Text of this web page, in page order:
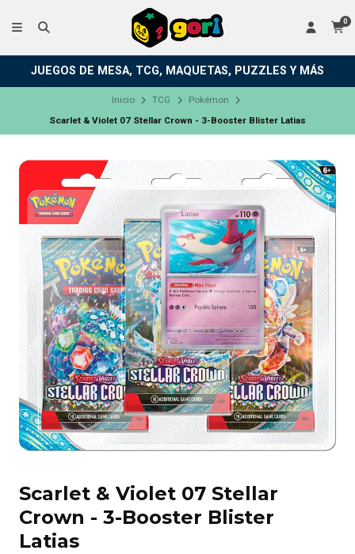
0
JUEGOS DE MESA, TCG, MAQUETAS, PUZZLES Y MÁS
Inicio TCG
Pokémon
Scarlet & Violet 07 Stellar Crown - 3-Booster Blister Latias
Scarlet & Violet 07 Stellar
Crown - 3-Booster Blister
Latias